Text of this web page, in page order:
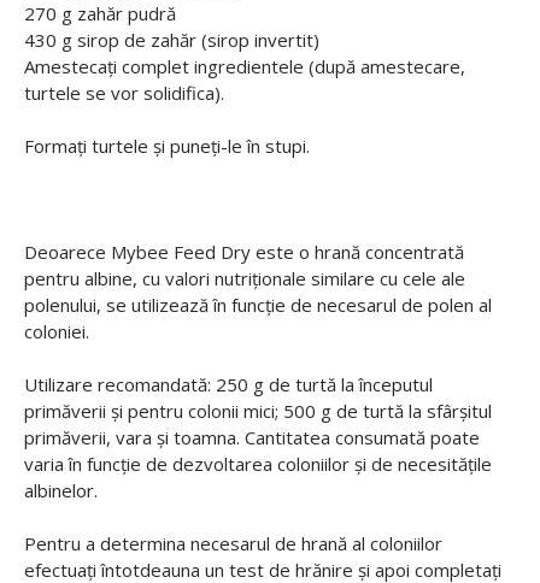
270 g zahăr pudră
430 g sirop de zahăr (sirop invertit)
Amestecați complet ingredientele (după amestecare,
turtele se vor solidifica).
Formați turtele și puneți-le în stupi.
Deoarece Mybee Feed Dry este o hrană concentrată
pentru albine, cu valori nutriționale similare cu cele ale
polenului, se utilizează în funcție de necesarul de polen al
coloniei.
Utilizare recomandată: 250 g de turtă la începutul
primăverii și pentru colonii mici; 500 g de turtă la sfârșitul
primăverii, vara și toamna. Cantitatea consumată poate
varia în funcție de dezvoltarea coloniilor și de necesitățile
albinelor.
Pentru a determina necesarul de hrană al coloniilor
efectuați întotdeauna un test de hrănire și apoi completați